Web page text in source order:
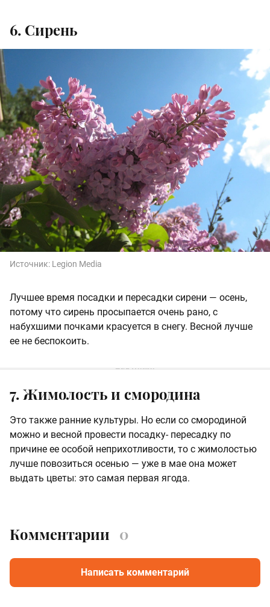
6. Сирень
Источник: Legion Media
Лучшее время посадки и пересадки сирени — осень,
потому что сирень просыпается очень рано, с
набухшими почками красуется в снегу. Весной лучше
ее не беспокоить.
7. Жимолость и смородина
Это также ранние культуры. Но если со смородиной
можно и весной провести посадку- пересадку по
причине ее особой неприхотливости, то с жимолостью
лучше повозиться осенью — уже в мае она может
выдать цветы: это самая первая ягода.
Комментарии 0
Написать комментарий